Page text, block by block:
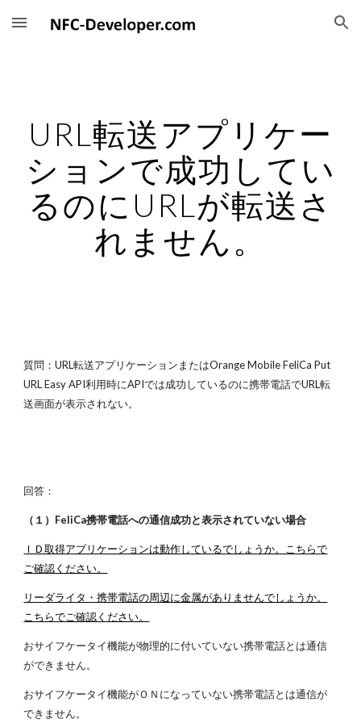
Skip to main content Skip to navigation
URL転送アプリケー
ションで成功してい
るのにURLが転送さ
れません。
質問：URL転送アプリケーションまたはOrange Mobile FeliCa Put
URL Easy API利用時にAPIでは成功しているのに携帯電話でURL転
送画面が表示されない。
回答：
（１）FeliCa携帯電話への通信成功と表示されていない場合
ＩＤ取得アプリケーションは動作しているでしょうか。こちらで
ご確認ください。
リーダライタ・携帯電話の周辺に金属がありませんでしょうか。
こちらでご確認ください。
おサイフケータイ機能が物理的に付いていない携帯電話とは通信
ができません。
おサイフケータイ機能がＯＮになっていない携帯電話とは通信が
できません。